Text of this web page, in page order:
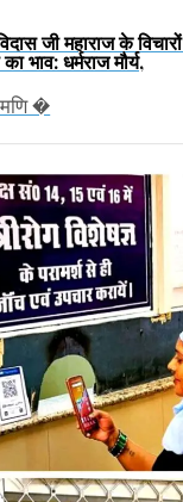
जी महाराज के
भाव: धर्मराज मौर्य,
�